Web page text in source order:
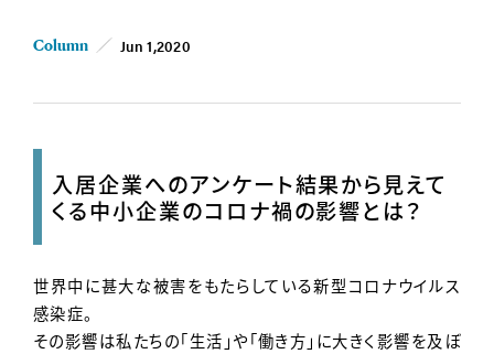
Column Jun 1,2020
入居企業へのアンケート結果から見えて
くる中小企業のコロナ禍の影響とは？
世界中に甚大な被害をもたらしている新型コロナウイルス
感染症。
その影響は私たちの「生活」や「働き方」に大きく影響を及ぼ
IR
Contact